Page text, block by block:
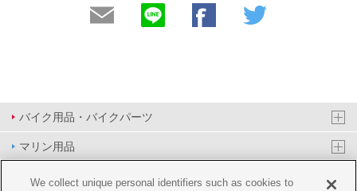
バイク用品・バイクパーツ
マリン用品
PAS/YPJ用品
We collect unique personal identifiers such as cookies to